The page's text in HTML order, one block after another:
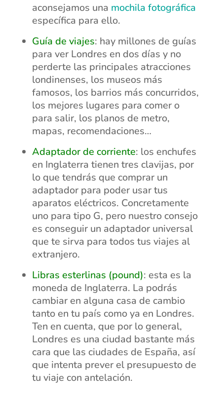
aconsejamos una mochila fotográfica
específica para ello.
Guía de viajes: hay millones de guías
para ver Londres en dos días y no
perderte las principales atracciones
londinenses, los museos más
famosos, los barrios más concurridos,
los mejores lugares para comer o
para salir, los planos de metro,
mapas, recomendaciones…
Adaptador de corriente: los enchufes
en Inglaterra tienen tres clavijas, por
lo que tendrás que comprar un
adaptador para poder usar tus
aparatos eléctricos. Concretamente
uno para tipo G, pero nuestro consejo
es conseguir un adaptador universal
que te sirva para todos tus viajes al
extranjero.
Libras esterlinas (pound): esta es la
moneda de Inglaterra. La podrás
cambiar en alguna casa de cambio
tanto en tu país como ya en Londres.
Ten en cuenta, que por lo general,
Londres es una ciudad bastante más
cara que las ciudades de España, así
que intenta prever el presupuesto de
tu viaje con antelación.